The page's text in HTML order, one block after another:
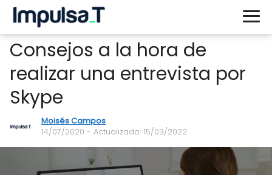
Consejos a la hora de
realizar una entrevista por
Skype
Moisés Campos
14/07/2020 - Actualizado: 15/03/2022